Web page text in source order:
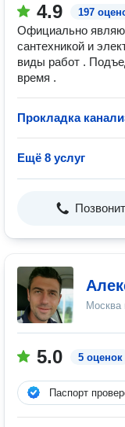
4.9 197
Официально
сантехникой и
виды работ .
время .
Прокладка
Ещё 8 услуг
Москва
5.0 5 оценок
Паспорт